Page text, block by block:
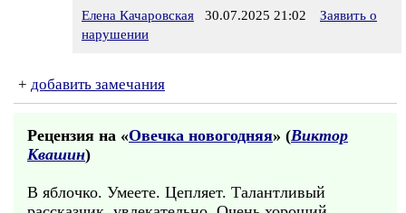
Елена Качаровская 30.07.2025 21:02
Заявить о
нарушении
+ добавить замечания
Рецензия на «Овечка новогодняя» (Виктор
Квашин)
В яблочко. Умеете. Цепляет. Талантливый